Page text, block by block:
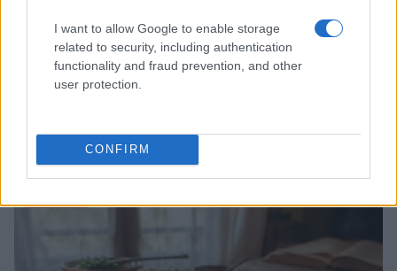
I want to allow Google to enable storage
related to security, including authentication
functionality and fraud prevention, and other
user protection.
CONFIRM
Aguacate en la cocina: 10 recetas rápidas y deliciosas